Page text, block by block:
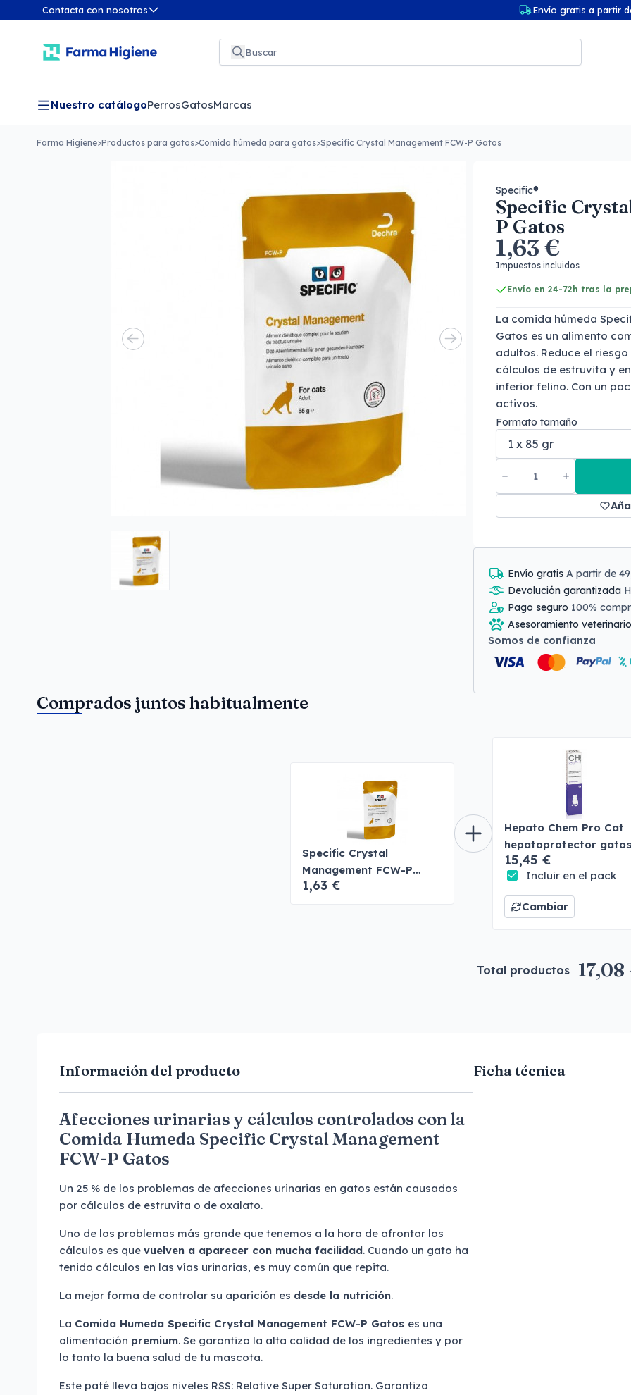
Contacta con nosotros Envío gratis a partir
Nuestro catálogoPerrosGatosMarcas
Farma Higiene>Productos para gatos>Comida húmeda para gatos>Specific Crystal Management FCW-P Gatos
Specific®
Specific
P Gatos
1,63 €
Impuestos incluidos
Envío en 24-72h tras la
La comida húmeda
Gatos es un alimento
adultos. Reduce el
cálculos de estruvita y
inferior felino. Con un
activos.
Formato tamaño
Envío gratis A partir de
Devolución garantizada
Pago seguro 100%
Asesoramiento
Somos de confianza
Comprados juntos habitualmente
Specific Crystal
Management FCW-P
Gatos
1,63 €
Hepato Chem Pro Cat
hepatoprotector gatos
15,45 €
Incluir en el pack
Cambiar
Total productos 17,08
Información del producto
Afecciones urinarias y cálculos controlados con la
Comida Humeda Specific Crystal Management
FCW-P Gatos
Un 25 % de los problemas de afecciones urinarias en gatos están causados
por cálculos de estruvita o de oxalato.
Uno de los problemas más grande que tenemos a la hora de afrontar los
cálculos es que vuelven a aparecer con mucha facilidad. Cuando un gato ha
tenido cálculos en las vías urinarias, es muy común que repita.
La mejor forma de controlar su aparición es desde la nutrición.
La Comida Humeda Specific Crystal Management FCW-P Gatos es una
alimentación premium. Se garantiza la alta calidad de los ingredientes y por
lo tanto la buena salud de tu mascota.
Este paté lleva bajos niveles RSS: Relative Super Saturation. Garantiza
Ficha técnica